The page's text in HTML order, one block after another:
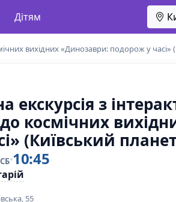
Дітям
вихідних «Динозаври: подорож у часі»
екскурсія з
космічних
(Київський
СБ 10:45
55